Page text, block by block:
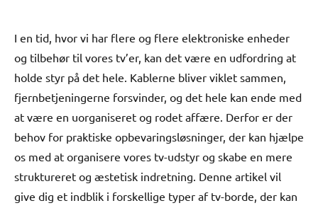
I en tid, hvor vi har flere og flere elektroniske enheder
og tilbehør til vores tv’er, kan det være en udfordring at
holde styr på det hele. Kablerne bliver viklet sammen,
fjernbetjeningerne forsvinder, og det hele kan ende med
at være en uorganiseret og rodet affære. Derfor er der
behov for praktiske opbevaringsløsninger, der kan hjælpe
os med at organisere vores tv-udstyr og skabe en mere
struktureret og æstetisk indretning. Denne artikel vil
give dig et indblik i forskellige typer af tv-borde, der kan